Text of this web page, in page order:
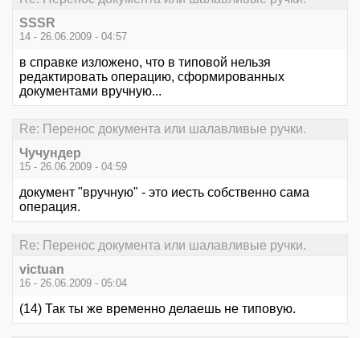
SSSR
14 - 26.06.2009 - 04:57
в справке изложено, что в типовой нельзя
редактировать операцию, сформированных
документами вручную...
Re: Перенос документа или шалавливые ручки.
Чучундер
15 - 26.06.2009 - 04:59
документ "вручную" - это иесть собственно сама
операция.
Re: Перенос документа или шалавливые ручки.
victuan
16 - 26.06.2009 - 05:04
(14) Так ты же временно делаешь не типовую.